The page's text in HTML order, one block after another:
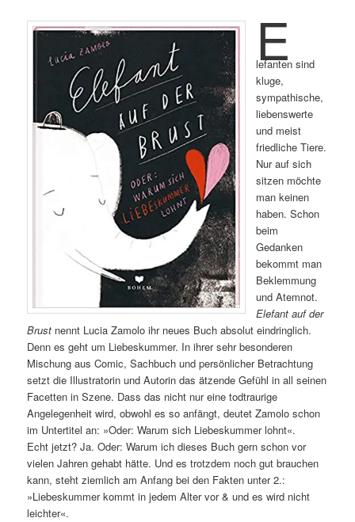
E
lefanten sind
kluge,
sympathische,
liebenswerte
und meist
friedliche Tiere.
Nur auf sich
sitzen möchte
man keinen
haben. Schon
beim
Gedanken
bekommt man
Beklemmung
und Atemnot.
Elefant auf der
Brust nennt Lucia Zamolo ihr neues Buch absolut eindringlich.
Denn es geht um Liebeskummer. In ihrer sehr besonderen
Mischung aus Comic, Sachbuch und persönlicher Betrachtung
setzt die Illustratorin und Autorin das ätzende Gefühl in all seinen
Facetten in Szene. Dass das nicht nur eine todtraurige
Angelegenheit wird, obwohl es so anfängt, deutet Zamolo schon
im Untertitel an: »Oder: Warum sich Liebeskummer lohnt«.
Echt jetzt? Ja. Oder: Warum ich dieses Buch gern schon vor
vielen Jahren gehabt hätte. Und es trotzdem noch gut brauchen
kann, steht ziemlich am Anfang bei den Fakten unter 2.:
»Liebeskummer kommt in jedem Alter vor & und es wird nicht
leichter«.